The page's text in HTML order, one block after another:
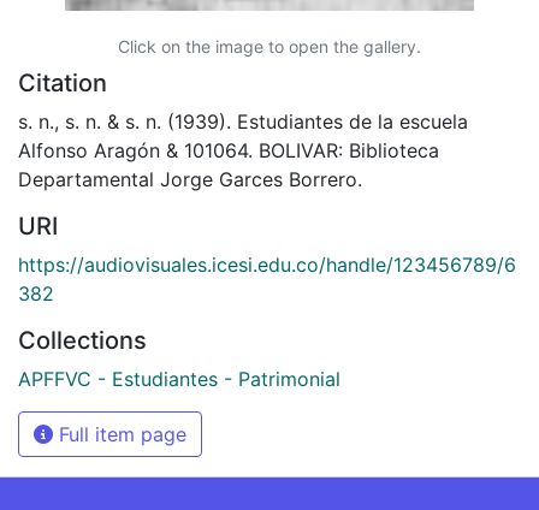
Click on the image to open the gallery.
Citation
s. n., s. n. & s. n. (1939). Estudiantes de la escuela
Alfonso Aragón & 101064. BOLIVAR: Biblioteca
Departamental Jorge Garces Borrero.
URI
https://audiovisuales.icesi.edu.co/handle/123456789/6
382
Collections
APFFVC - Estudiantes - Patrimonial
Full item page